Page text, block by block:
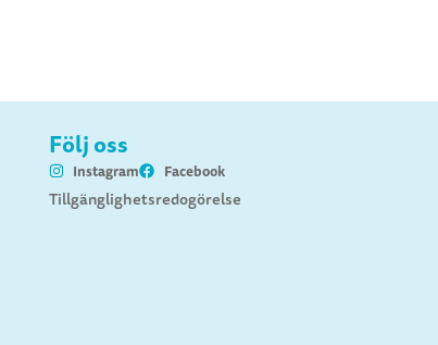
Följ oss
Instagram Facebook
Tillgänglighetsredogörelse